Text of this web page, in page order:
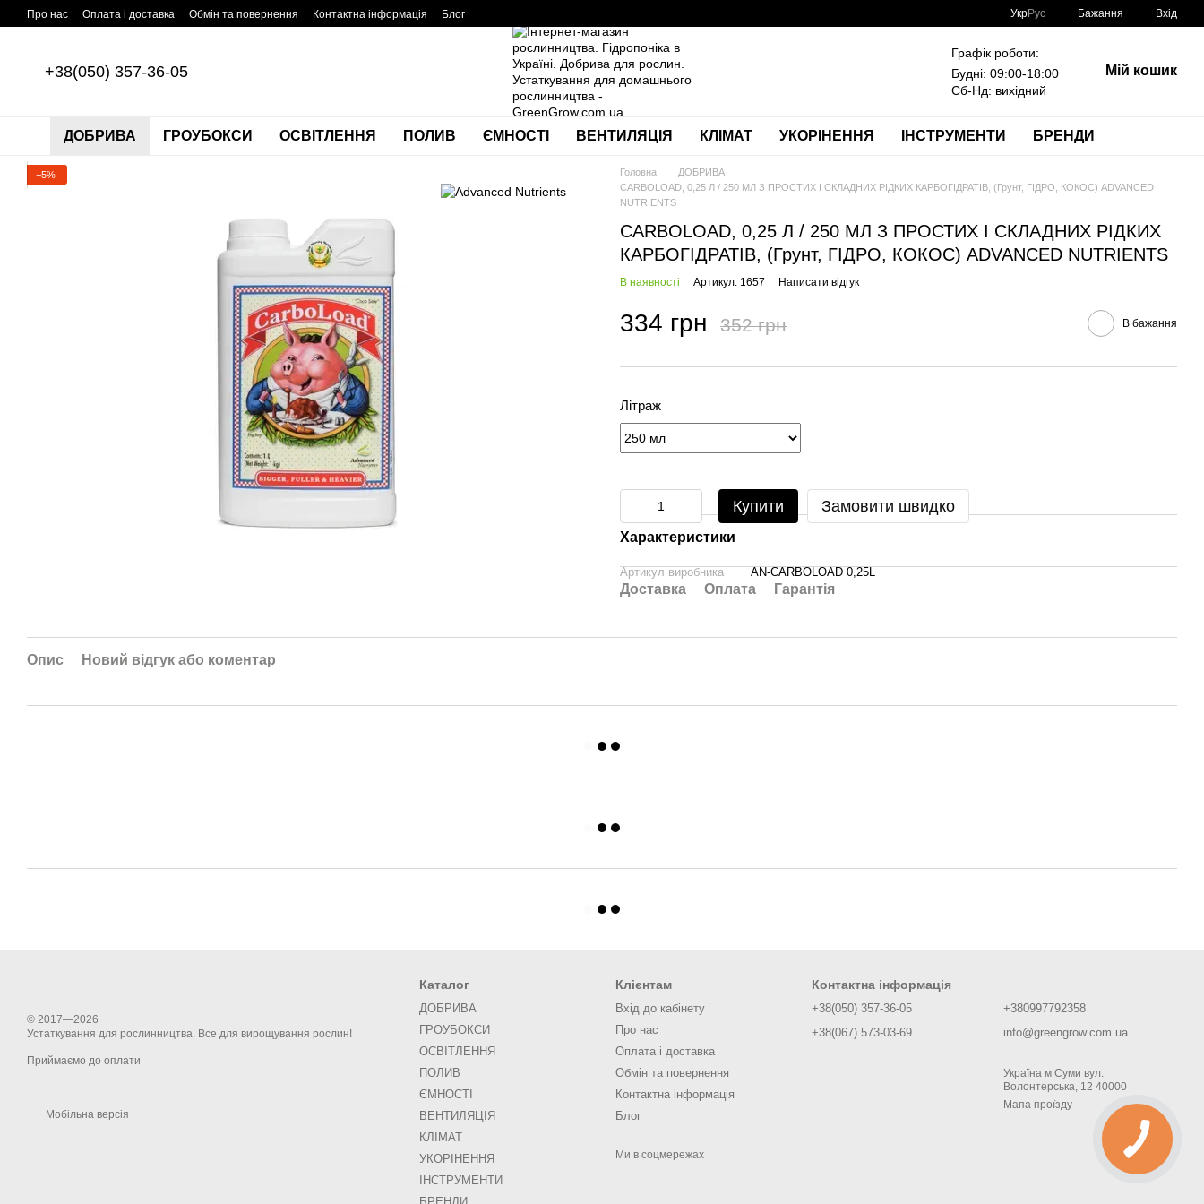
Перейти до основного контенту
Про нас Оплата і доставка Обмін та повернення Контактна інформація Блог УкрРус Бажання Вхід
+38(050) 357-36-05
Графік роботи:
Будні: 09:00-18:00
Сб-Нд: вихідний
Мій кошик
ДОБРИВА ГРОУБОКСИ ОСВІТЛЕННЯ ПОЛИВ ЄМНОСТІ ВЕНТИЛЯЦІЯ КЛІМАТ УКОРІНЕННЯ ІНСТРУМЕНТИ БРЕНДИ
−5% Головна
ДОБРИВА
CARBOLOAD, 0,25 Л / 250 МЛ З ПРОСТИХ І СКЛАДНИХ РІДКИХ КАРБОГІДРАТІВ, (Грунт, ГІДРО, КОКОС) ADVANCED
NUTRIENTS
CARBOLOAD, 0,25 Л / 250 МЛ З ПРОСТИХ І СКЛАДНИХ РІДКИХ
КАРБОГІДРАТІВ, (Грунт, ГІДРО, КОКОС) ADVANCED NUTRIENTS
В наявності Артикул: 1657 Написати відгук
334 грн 352 грн В бажання
Літраж
Купити Замовити швидко
Характеристики
Артикул виробника AN-CARBOLOAD 0,25L
Доставка Оплата Гарантія
Опис Новий відгук або коментар
© 2017—2026
Устаткування для рослинництва. Все для вирощування рослин!
Приймаємо до оплати
Мобільна версія
Каталог
ДОБРИВА
ГРОУБОКСИ
ОСВІТЛЕННЯ
ПОЛИВ
ЄМНОСТІ
ВЕНТИЛЯЦІЯ
КЛІМАТ
УКОРІНЕННЯ
ІНСТРУМЕНТИ
Клієнтам
Вхід до кабінету
Про нас
Оплата і доставка
Обмін та повернення
Контактна інформація
Блог
Ми в соцмережах
Контактна інформація
+38(050) 357-36-05
+38(067) 573-03-69
+380997792358
info@greengrow.com.ua
Україна м Суми вул.
Волонтерська, 12 40000
Мапа проїзду